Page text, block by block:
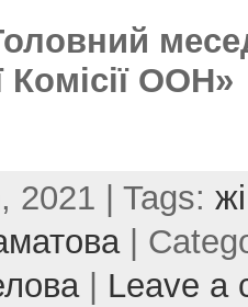
Комісії ООН»
2021 | Tags:
|
| Leave a